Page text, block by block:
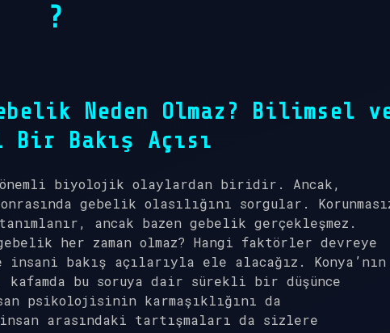
?
Neden Olmaz? Bilimsel
Bir Bakış Açısı
biyolojik olaylardan biridir. Ancak,
gebelik olasılığını sorgular.
ancak bazen gebelik gerçekleşmez.
her zaman olmaz? Hangi faktörler devreye
bakış açılarıyla ele alacağız. Konya’nın
kafamda bu soruya dair sürekli bir düşünce
psikolojisinin karmaşıklığını da
arasındaki tartışmaları da sizlere